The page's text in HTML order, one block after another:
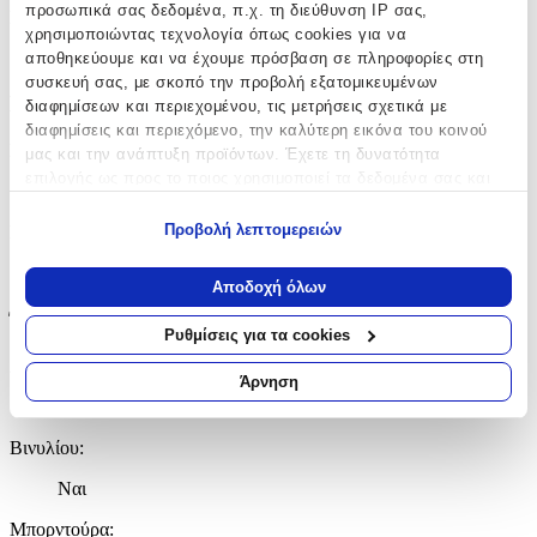
προσωπικά σας δεδομένα, π.χ. τη διεύθυνση IP σας,
χρησιμοποιώντας τεχνολογία όπως cookies για να
αποθηκεύουμε και να έχουμε πρόσβαση σε πληροφορίες στη
συσκευή σας, με σκοπό την προβολή εξατομικευμένων
διαφημίσεων και περιεχομένου, τις μετρήσεις σχετικά με
διαφημίσεις και περιεχόμενο, την καλύτερη εικόνα του κοινού
μας και την ανάπτυξη προϊόντων. Έχετε τη δυνατότητα
Να συλλέξουμε πληροφορίες σχετικά με τη γεωγραφική
σας τοποθεσία, οι οποίες μπορεί να είναι ακριβείς σε
απόσταση μερικών μέτρων
Να αναγνωρίσουμε τη συσκευή σας σαρώνοντας ενεργά
για συγκεκριμένα χαρακτηριστικά (δακτυλικό αποτύπωμα)
Μάθετε περισσότερα σχετικά με τον τρόπο επεξεργασίας των
στηνενότητα “Λεπτομέρειες”
Δήλωση Cookies.
Προβολή λεπτομερειών
Αποδοχή όλων
Ρυθμίσεις για τα cookies
Άρνηση
Κατασκευαστής:
Pyramid International
Βασικά Χαρακτηριστικά
Σχέδιο:
Frozen
Τοίχου
Έξτρα Χαρακτηριστικά
Αφρώδες:
Όχι
Βινυλίου:
Ναι
Μπορντούρα: